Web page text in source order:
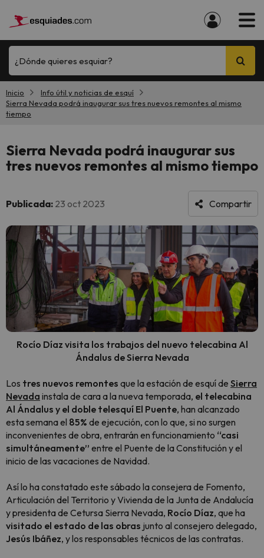
¿Dónde quieres esquiar?
Inicio
Info útil y noticias de esquí
Sierra Nevada podrá inaugurar sus tres nuevos remontes al mismo
tiempo
Sierra Nevada podrá inaugurar sus
tres nuevos remontes al mismo tiempo
Publicada: 23 oct 2023 Compartir
Rocío Díaz visita los trabajos del nuevo telecabina Al
Ándalus de Sierra Nevada
Los tres nuevos remontes que la estación de esquí de Sierra
Nevada instala de cara a la nueva temporada, el telecabina
Al Ándalus y el doble telesquí El Puente, han alcanzado
esta semana el 85% de ejecución, con lo que, si no surgen
inconvenientes de obra, entrarán en funcionamiento “casi
simultáneamente” entre el Puente de la Constitución y el
inicio de las vacaciones de Navidad.
Así lo ha constatado este sábado la consejera de Fomento,
Articulación del Territorio y Vivienda de la Junta de Andalucía
y presidenta de Cetursa Sierra Nevada, Rocío Díaz, que ha
visitado el estado de las obras junto al consejero delegado,
Jesús Ibáñez, y los responsables técnicos de las contratas.